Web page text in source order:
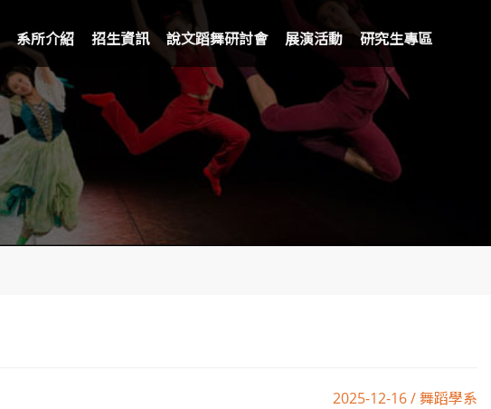
系所介紹 招生資訊 說文蹈舞研討會 展演活動 研究生專區
2025-12-16 / 舞蹈學系